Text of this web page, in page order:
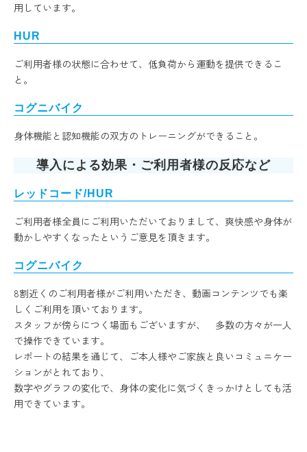
用しています。
HUR
ご利用者様の状態に合わせて、低負荷から運動を提供できるこ
と。
コグニバイク
身体機能と認知機能の双方のトレーニングができること。
導入による効果・ご利用者様の反応など
レッドコード/HUR
ご利用者様全員にご利用いただいておりまして、爽快感や身体が
動かしやすくなったというご意見を頂きます。
コグニバイク
8割近くのご利用者様がご利用いただき、動画コンテンツでも楽
しくご利用を頂いております。
スタッフが傍らにつく場面もございますが、 多数の方々が一人
で操作できています。
レポートの結果を通じて、ご本人様やご家族と良いコミュニケー
ションがとれており、
数字やグラフの変化で、身体の変化に気づくきっかけとしても活
用できています。